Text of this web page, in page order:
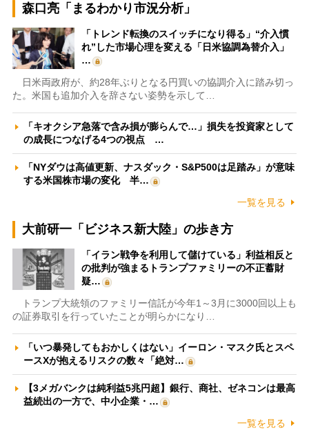
森口亮「まるわかり市況分析」
「トレンド転換のスイッチになり得る」“介入慣
れ”した市場心理を変える「日米協調為替介入」
…
日米両政府が、約28年ぶりとなる円買いの協調介入に踏み切っ
た。米国も追加介入を辞さない姿勢を示して…
「キオクシア急落で含み損が膨らんで…」損失を投資家として
の成長につなげる4つの視点 …
「NYダウは高値更新、ナスダック・S&P500は足踏み」が意味
する米国株市場の変化 半…
一覧を見る
大前研一「ビジネス新大陸」の歩き方
「イラン戦争を利用して儲けている」利益相反と
の批判が強まるトランプファミリーの不正蓄財
疑…
トランプ大統領のファミリー信託が今年1～3月に3000回以上も
の証券取引を行っていたことが明らかになり…
「いつ暴発してもおかしくはない」イーロン・マスク氏とスペ
ースXが抱えるリスクの数々「絶対…
【3メガバンクは純利益5兆円超】銀行、商社、ゼネコンは最高
益続出の一方で、中小企業・…
一覧を見る